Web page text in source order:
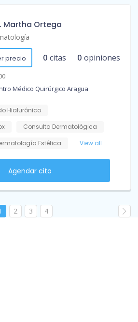
Martha Ortega
precio 0 citas 0 opiniones
Médico Quirúrgico Aragua
Hialurónico
Consulta Dermatológica
Estética View all
Agendar cita
2 3 4